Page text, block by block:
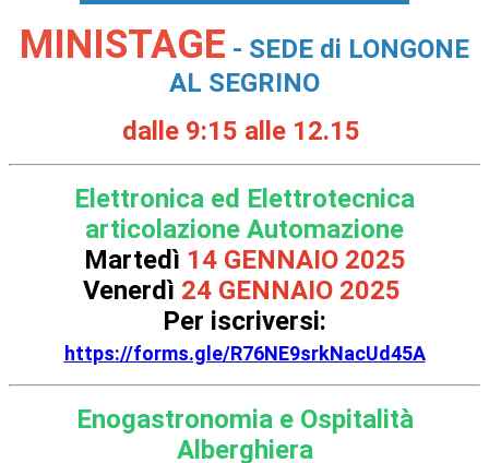
MINISTAGE - SEDE di LONGONE
AL SEGRINO
dalle 9:15 alle 12.15
Elettronica ed Elettrotecnica
articolazione Automazione
Martedì 14 GENNAIO 2025
Venerdì 24 GENNAIO 2025
Per iscriversi:
https://forms.gle/R76NE9srkNacUd45A
Enogastronomia e Ospitalità
Alberghiera